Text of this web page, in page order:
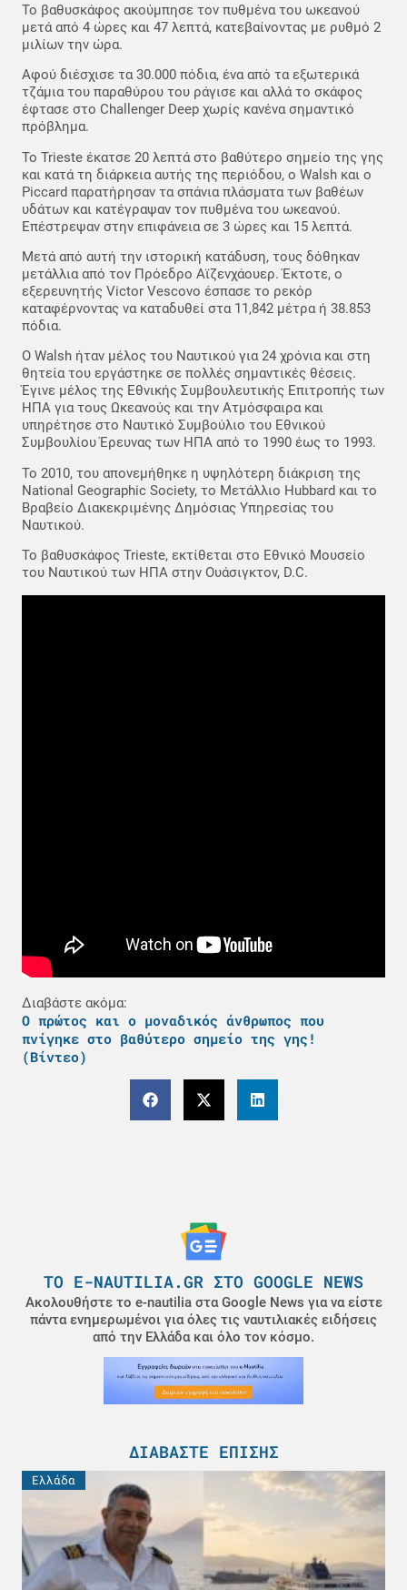
Το βαθυσκάφος ακούμπησε τον πυθμένα του ωκεανού
μετά από 4 ώρες και 47 λεπτά, κατεβαίνοντας με ρυθμό 2
μιλίων την ώρα.
Αφού διέσχισε τα 30.000 πόδια, ένα από τα εξωτερικά
τζάμια του παραθύρου του ράγισε και αλλά το σκάφος
έφτασε στο Challenger Deep χωρίς κανένα σημαντικό
πρόβλημα.
Το Trieste έκατσε 20 λεπτά στο βαθύτερο σημείο της γης
και κατά τη διάρκεια αυτής της περιόδου, ο Walsh και ο
Piccard παρατήρησαν τα σπάνια πλάσματα των βαθέων
υδάτων και κατέγραψαν τον πυθμένα του ωκεανού.
Επέστρεψαν στην επιφάνεια σε 3 ώρες και 15 λεπτά.
Μετά από αυτή την ιστορική κατάδυση, τους δόθηκαν
μετάλλια από τον Πρόεδρο Αϊζενχάουερ. Έκτοτε, ο
εξερευνητής Victor Vescovo έσπασε το ρεκόρ
καταφέρνοντας να καταδυθεί στα 11,842 μέτρα ή 38.853
πόδια.
Ο Walsh ήταν μέλος του Ναυτικού για 24 χρόνια και στη
θητεία του εργάστηκε σε πολλές σημαντικές θέσεις.
Έγινε μέλος της Εθνικής Συμβουλευτικής Επιτροπής των
ΗΠΑ για τους Ωκεανούς και την Ατμόσφαιρα και
υπηρέτησε στο Ναυτικό Συμβούλιο του Εθνικού
Συμβουλίου Έρευνας των ΗΠΑ από το 1990 έως το 1993.
Το 2010, του απονεμήθηκε η υψηλότερη διάκριση της
National Geographic Society, το Μετάλλιο Hubbard και το
Βραβείο Διακεκριμένης Δημόσιας Υπηρεσίας του
Ναυτικού.
Το βαθυσκάφος Trieste, εκτίθεται στο Εθνικό Μουσείο
του Ναυτικού των ΗΠΑ στην Ουάσιγκτον, D.C.
Διαβάστε ακόμα:
Ο πρώτος και ο μοναδικός άνθρωπος που
πνίγηκε στο βαθύτερο σημείο της γης!
(Βίντεο)
ΤΟ E-NAUTILIA.GR ΣΤΟ GOOGLE NEWS
Ακολουθήστε το e-nautilia στα Google News για να είστε
πάντα ενημερωμένοι για όλες τις ναυτιλιακές ειδήσεις
από την Ελλάδα και όλο τον κόσμο.
ΔΙΑΒΆΣΤΕ ΕΠΊΣΗΣ
Ελλάδα